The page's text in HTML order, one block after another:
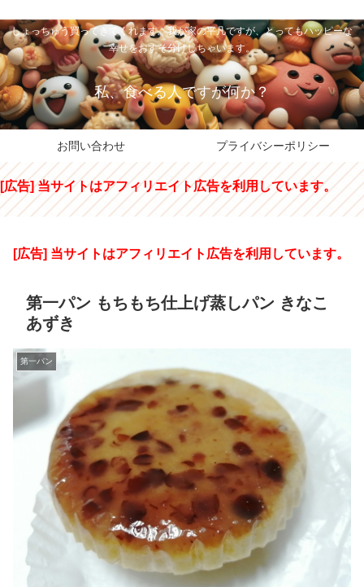
しょっちゅう買ってきてくれます。我が家の平凡ですが、とってもハッピーな
幸せをおすそ分けしちゃいます。
私、食べる人ですが何か？
お問い合わせ プライバシーポリシー
[広告] 当サイトはアフィリエイト広告を利用しています。
[広告] 当サイトはアフィリエイト広告を利用しています。
第一パン もちもち仕上げ蒸しパン きなこ
あずき
第一パン